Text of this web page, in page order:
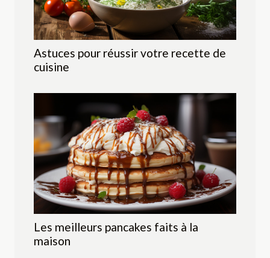
Astuces pour réussir votre recette de
cuisine
Les meilleurs pancakes faits à la
maison